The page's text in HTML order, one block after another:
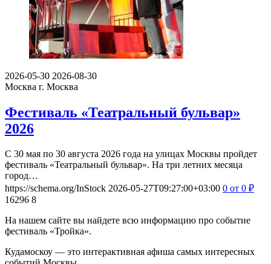
2026-05-30 2026-08-30
Москва г. Москва
Фестиваль «Театральный бульвар»
2026
С 30 мая по 30 августа 2026 года на улицах Москвы пройдет
фестиваль «Театральный бульвар». На три летних месяца
город…
https://schema.org/InStock 2026-05-27T09:27:00+03:00 0 от 0 ₽
16296 8
На нашем сайте вы найдете всю информацию про событие
фестиваль «Тройка».
Кудамоскоу — это интерактивная афиша самых интересных